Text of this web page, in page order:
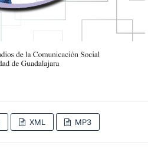
XML MP3